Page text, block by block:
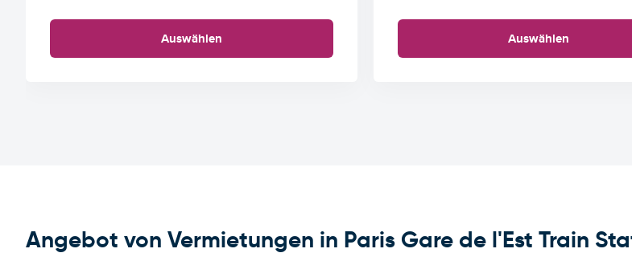
Auswählen Auswählen
Angebot von Vermietungen in Paris Gare de l'Est Train